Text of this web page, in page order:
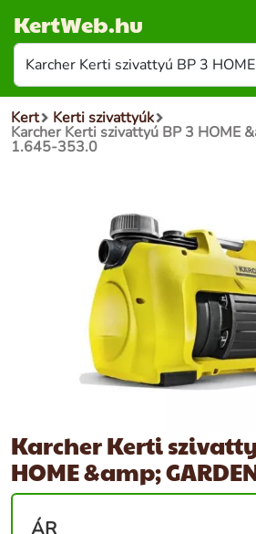
KertWeb.hu
Kert Kerti szivattyúk
Karcher Kerti szivattyú BP 3 HOME
1.645-353.0
Karcher Kerti
HOME &amp;
ÁR